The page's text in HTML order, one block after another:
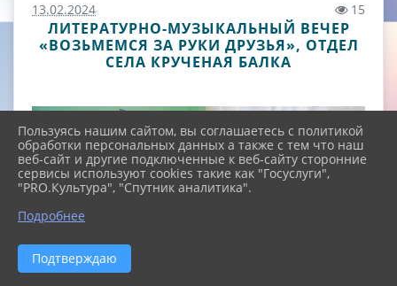
13.02.2024 15
ЛИТЕРАТУРНО-МУЗЫКАЛЬНЫЙ ВЕЧЕР
«ВОЗЬМЕМСЯ ЗА РУКИ ДРУЗЬЯ», ОТДЕЛ
СЕЛА КРУЧЕНАЯ БАЛКА
Пользуясь нашим сайтом, вы соглашаетесь с политикой
обработки персональных данных а также с тем что наш
веб-сайт и другие подключенные к веб-сайту сторонние
сервисы используют cookies такие как "Госуслуги",
"PRO.Культура", "Спутник аналитика".
Подробнее
Подтверждаю